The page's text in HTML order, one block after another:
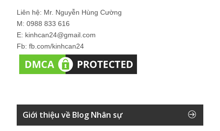
Liên hệ: Mr. Nguyễn Hùng Cường
M: 0988 833 616
E: kinhcan24@gmail.com
Fb: fb.com/kinhcan24
Giới thiệu về Blog Nhân sự